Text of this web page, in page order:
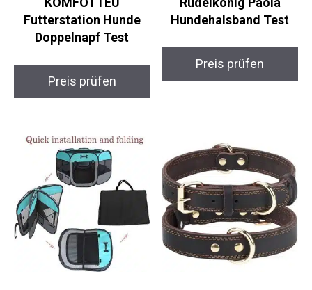
Futterstation Hunde
Doppelnapf Test
Preis prüfen
Hundehalsband Test
Preis prüfen